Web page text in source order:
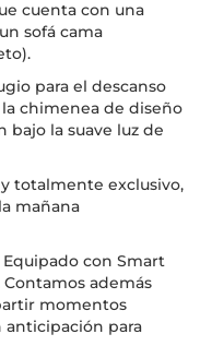
cuenta con una
sofá cama
para el descanso
chimenea de diseño
bajo la suave luz de
totalmente exclusivo,
mañana
con Smart
además
momentos
anticipación para